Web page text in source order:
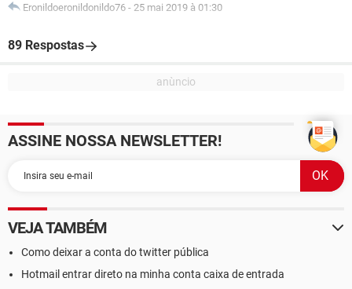
Eronildoeronildonildo76 - 25 mai 2019 à 01:30
89 Respostas
ASSINE NOSSA NEWSLETTER!
VEJA TAMBÉM
Como deixar a conta do twitter pública
Hotmail entrar direto na minha conta caixa de entrada